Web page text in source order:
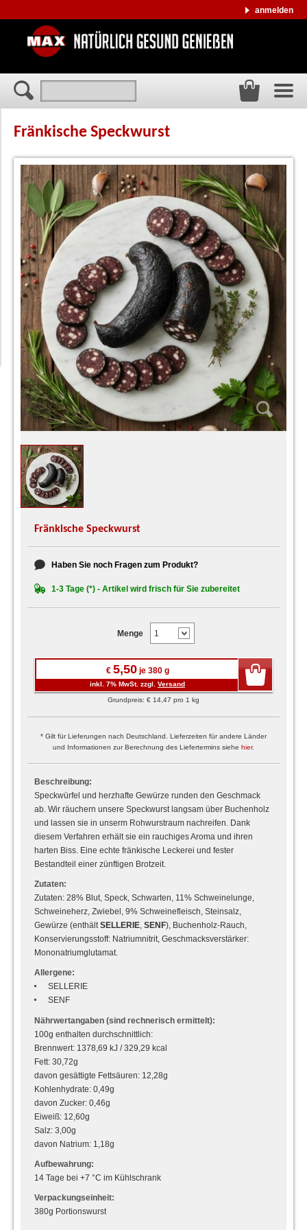
anmelden
Fränkische Speckwurst
Fränkische Speckwurst
Haben Sie noch Fragen zum Produkt?
1-3 Tage (*) - Artikel wird frisch für Sie zubereitet
Menge
€ 5,50je 380 g
inkl. 7% MwSt. zzgl. Versand
Grundpreis: € 14,47 pro 1 kg
* Gilt für Lieferungen nach Deutschland. Lieferzeiten für andere Länder
und Informationen zur Berechnung des Liefertermins siehe hier.
Beschreibung:
Speckwürfel und herzhafte Gewürze runden den Geschmack
ab. Wir räuchern unsere Speckwurst langsam über Buchenholz
und lassen sie in unserm Rohwurstraum nachreifen. Dank
diesem Verfahren erhält sie ein rauchiges Aroma und ihren
harten Biss. Eine echte fränkische Leckerei und fester
Bestandteil einer zünftigen Brotzeit.
Zutaten:
Zutaten: 28% Blut, Speck, Schwarten, 11% Schweinelunge,
Schweineherz, Zwiebel, 9% Schweinefleisch, Steinsalz,
Gewürze (enthältSELLERIE, SENF), Buchenholz-Rauch,
Konservierungsstoff: Natriumnitrit, Geschmacksverstärker:
Mononatriumglutamat.
Allergene:
SELLERIE
SENF
Nährwertangaben (sind rechnerisch ermittelt):
100g enthalten durchschnittlich:
Brennwert: 1378,69 kJ / 329,29 kcal
Fett: 30,72g
davon gesättigte Fettsäuren: 12,28g
Kohlenhydrate: 0,49g
davon Zucker: 0,46g
Eiweiß: 12,60g
Salz: 3,00g
davon Natrium: 1,18g
Aufbewahrung:
14 Tage bei +7 °C im Kühlschrank
Verpackungseinheit:
380g Portionswurst